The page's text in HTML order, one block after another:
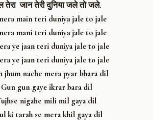
तेरा जान तेरी दुनिया जले तो जले.
main teri duniya jale to jale
mani teri duniya jale to jale
ye jaan teri duniya jale to jale
ye jaan teri duniya jale to jale
jhum nache mera pyar bhara dil
Gun gun gaye ikrar bara dil
nigahe mili mil gaya dil
ki tarah se mera khil gaya dil